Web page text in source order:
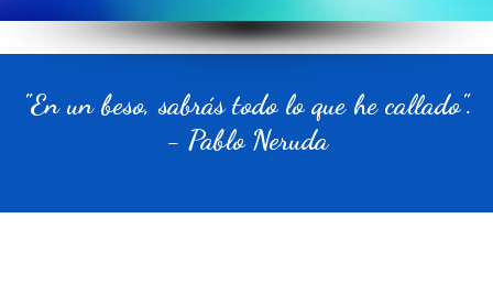
"En un beso, sabrás todo lo que he callado".
- Pablo Neruda